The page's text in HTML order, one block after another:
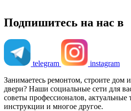
Подпишитесь на нас в
telegram
instagram
Занимаетесь ремонтом, строите дом
двери? Наши социальные сети для
советы профессионалов, актуальные
инструкции и многое другое.